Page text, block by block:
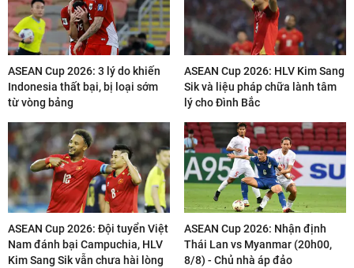
ASEAN Cup 2026: 3 lý do khiến
Indonesia thất bại, bị loại sớm
từ vòng bảng
ASEAN Cup 2026: HLV Kim Sang
Sik và liệu pháp chữa lành tâm
lý cho Đình Bắc
ASEAN Cup 2026: Đội tuyển Việt
Nam đánh bại Campuchia, HLV
Kim Sang Sik vẫn chưa hài lòng
ASEAN Cup 2026: Nhận định
Thái Lan vs Myanmar (20h00,
8/8) - Chủ nhà áp đảo